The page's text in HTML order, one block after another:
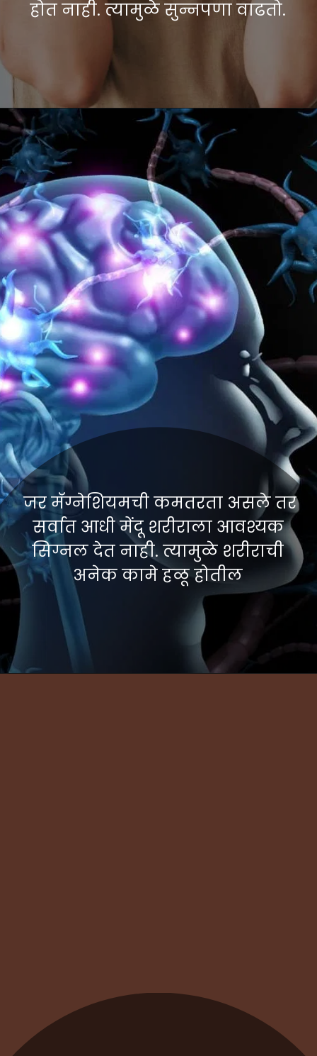
होत नाही. त्यामुळे सुन्नपणा वाढतो.
जर मॅग्नेशियमची कमतरता असले तर
सर्वात आधी मेंदू शरीराला आवश्यक
सिग्नल देत नाही. त्यामुळे शरीराची